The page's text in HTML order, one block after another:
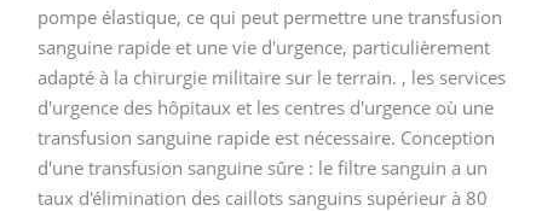
pompe élastique, ce qui peut permettre une transfusion
sanguine rapide et une vie d'urgence, particulièrement
adapté à la chirurgie militaire sur le terrain. , les services
d'urgence des hôpitaux et les centres d'urgence où une
transfusion sanguine rapide est nécessaire. Conception
d'une transfusion sanguine sûre : le filtre sanguin a un
taux d'élimination des caillots sanguins supérieur à 80